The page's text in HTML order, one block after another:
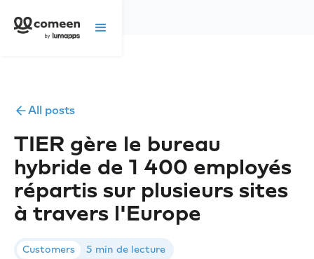
All posts
TIER gère le bureau
hybride de 1 400 employés
répartis sur plusieurs sites
à travers l'Europe
Customers 5 min de lecture